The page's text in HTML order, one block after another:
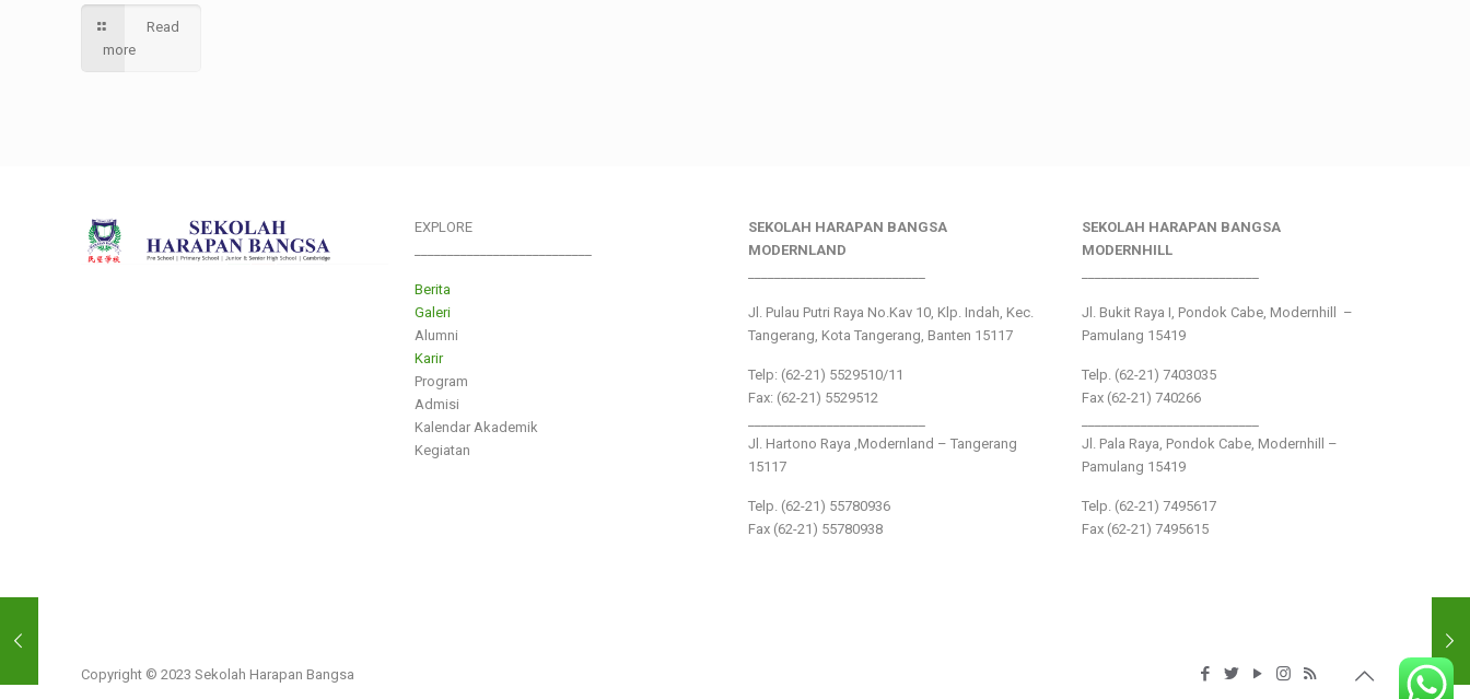
Read
more
EXPLORE
Berita
Galeri
Alumni
Karir
Program
Admisi
Kalendar Akademik
Kegiatan
SEKOLAH HARAPAN BANGSA
MODERNLAND
Jl. Pulau Putri Raya No.Kav 10, Klp. Indah, Kec.
Tangerang, Kota Tangerang, Banten 15117
Telp: (62-21) 5529510/11
Fax: (62-21) 5529512
Jl. Hartono Raya ,Modernland – Tangerang
15117
Telp. (62-21) 55780936
Fax (62-21) 55780938
SEKOLAH HARAPAN BANGSA
MODERNHILL
Jl. Bukit Raya I, Pondok Cabe, Modernhill –
Pamulang 15419
Telp. (62-21) 7403035
Fax (62-21) 740266
Jl. Pala Raya, Pondok Cabe, Modernhill –
Pamulang 15419
Telp. (62-21) 7495617
Fax (62-21) 7495615
Copyright © 2023 Sekolah Harapan Bangsa